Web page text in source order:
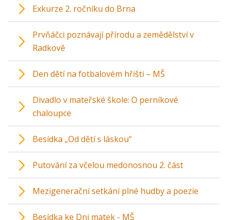
Exkurze 2. ročníku do Brna
Prvňáčci poznávají přírodu a zemědělství v
Radkově
Den dětí na fotbalovém hřišti – MŠ
Divadlo v mateřské škole: O perníkové
chaloupce
Besídka „Od dětí s láskou“
Putování za včelou medonosnou 2. část
Mezigenerační setkání plné hudby a poezie
Besídka ke Dni matek - MŠ